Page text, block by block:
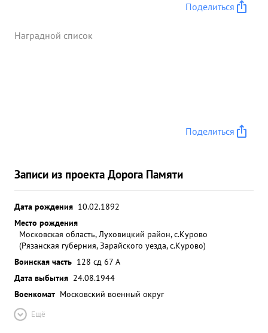
Поделиться
Наградной список
Поделиться
Записи из проекта Дорога Памяти
Дата рождения 10.02.1892
Место рождения
Московская область, Луховицкий район, с.Курово
(Рязанская губерния, Зарайского уезда, с.Курово)
Воинская часть 128 сд 67 А
Дата выбытия 24.08.1944
Военкомат Московский военный округ
Ещё